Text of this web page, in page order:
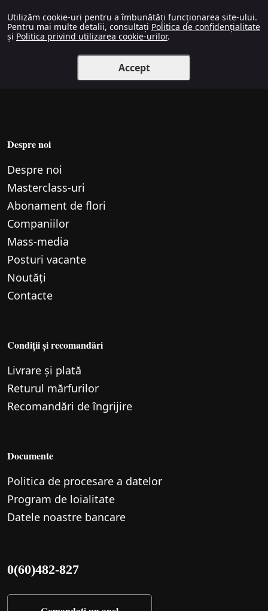
Utilizăm cookie-uri pentru a îmbunătăți funcționarea site-ului.
Pentru mai multe detalii, consultați Politica de confidențialitate
și Politica privind utilizarea cookie-urilor.
Accept
Despre noi
Despre noi
Маsterclass-uri
Abonament de flori
Companiilor
Mass-media
Posturi vacante
Noutăți
Contacte
Condiții și recomandări
Livrare și plată
Returul mărfurilor
Recomandări de îngrijire
Documente
Politica de procesare a datelor
Program de loialitate
Datele noastre bancare
0(60)482-827